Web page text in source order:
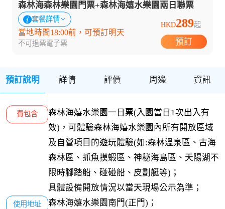
森林海森林樂園門票+森林海嬉水樂園兩日聯票
套餐詳情
當地時間18:00前，可預訂明天
不可退票電子票
HKD289起
預訂
預訂說明 詳情 評價 周邊 資訊
費包含
森林海嬉水樂園一日票(入園當日1次出入有
效)，可體驗森林海嬉水樂園內所有開放區域
及自營項目的遊玩體驗(如:森林溫泉區、古海
森林區、抓魚摸蝦區、神秘海島區、天陽湖不
限時腳踏船、碰碰船、皮劃艇等)；
具體設備開放情況以當天現場公示為準；
使用地址 森林海嬉水樂園南門(正門)；